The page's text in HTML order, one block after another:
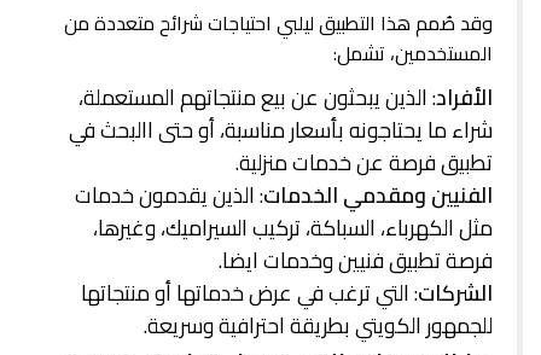
وقد صُمم هذا التطبيق ليلبي احتياجات شرائح متعددة من
المستخدمين، تشمل:
الأفراد: الذين يبحثون عن بيع منتجاتهم المستعملة،
شراء ما يحتاجونه بأسعار مناسبة، أو حتى االبحث في
تطبيق فرصة عن خدمات منزلية.
الفنيين ومقدمي الخدمات: الذين يقدمون خدمات
مثل الكهرباء، السباكة، تركيب السيراميك، وغيرها،
فرصة تطبيق فنيين وخدمات ايضا.
الشركات: التي ترغب في عرض خدماتها أو منتجاتها
للجمهور الكويتي بطريقة احترافية وسريعة.